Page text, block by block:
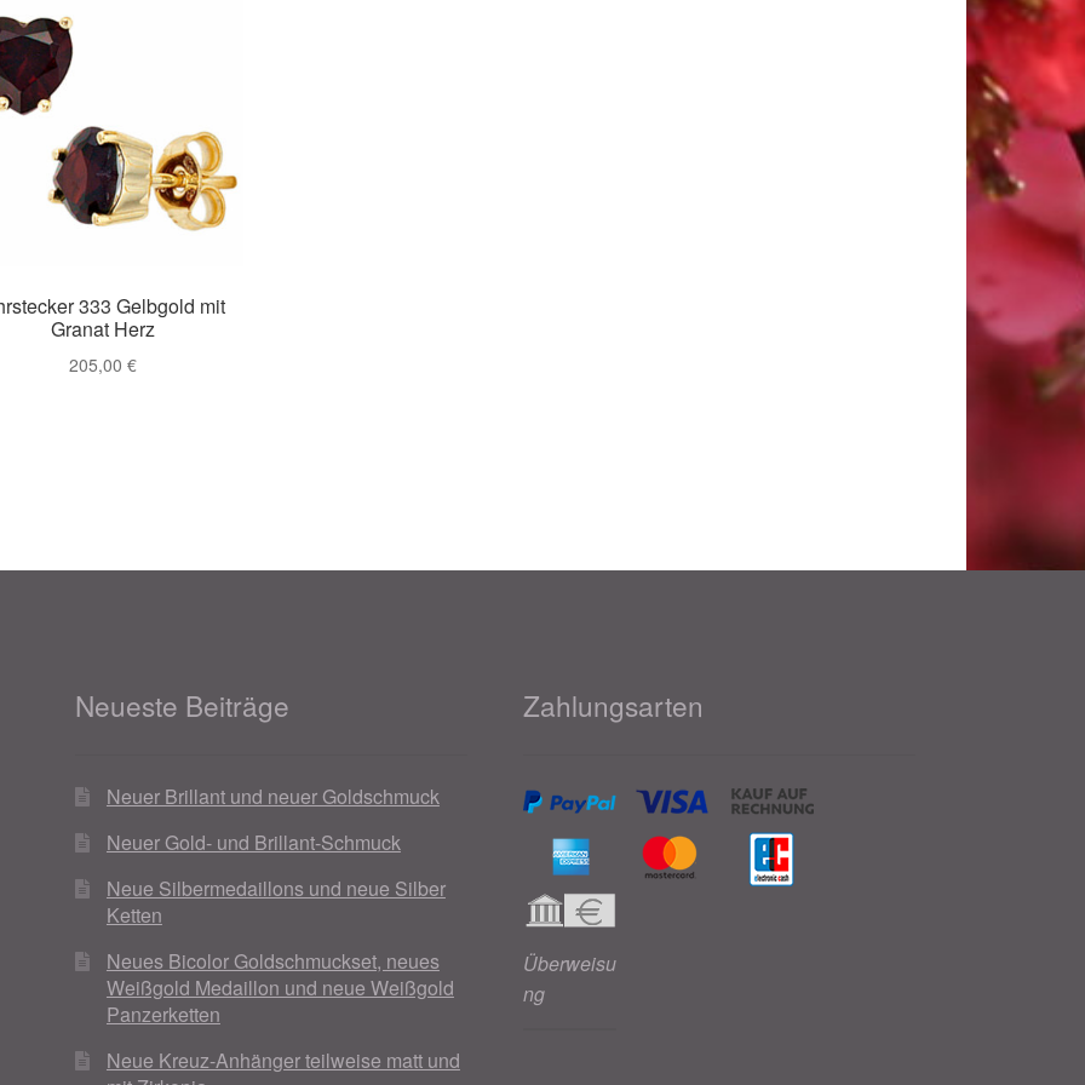
333 Gelbgold mit
Granat Herz
205,00€
Neueste Beiträge
Neuer Brillant und neuer Goldschmuck
Neuer Gold- und Brillant-Schmuck
Neue Silbermedaillons und neue Silber
Ketten
Neues Bicolor Goldschmuckset, neues
Weißgold Medaillon und neue Weißgold
Panzerketten
Neue Kreuz-Anhänger teilweise matt und
Zahlungsarten
Überweisu
ng